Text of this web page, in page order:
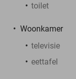
toilet
Woonkamer
televisie
eettafel